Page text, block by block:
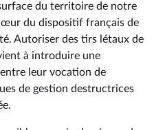
du territoire de notre
du dispositif français de
Autoriser des tirs létaux de
à introduire une
leur vocation de
de gestion destructrices